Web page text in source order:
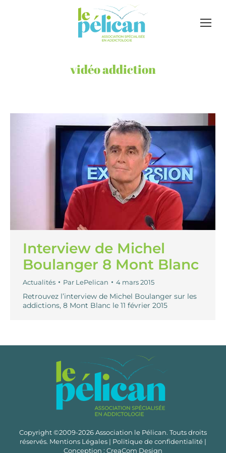
vidéo addiction
Interview de Michel
Boulanger 8 Mont Blanc
Actualités Par LePelican 4 mars 2015
Retrouvez l’interview de Michel Boulanger sur les
addictions, 8 Mont Blanc le 11 février 2015
Copyright ©2009-2026 Association le Pélican. Touts droits
réservés. Mentions Légales | Politique de confidentialité |
Conception : CreaCom Design